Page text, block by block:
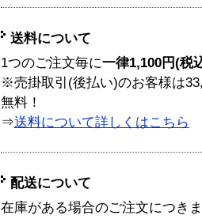
送料について
1つのご注文毎に一律1,100円(税
※売掛取引(後払い)のお客様は
無料！
⇒送料について詳しくはこちら
配送について
在庫がある場合のご注文につき